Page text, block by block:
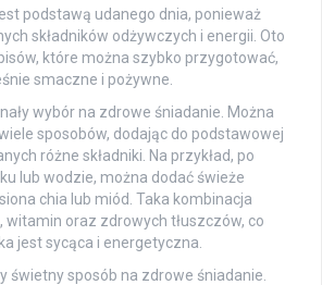
podstawą udanego dnia, ponieważ
składników odżywczych i energii. Oto
które można szybko przygotować,
smaczne i pożywne.
wybór na zdrowe śniadanie. Można
sposobów, dodając do podstawowej
różne składniki. Na przykład, po
lub wodzie, można dodać świeże
chia lub miód. Taka kombinacja
witamin oraz zdrowych tłuszczów, co
jest sycąca i energetyczna.
świetny sposób na zdrowe śniadanie.